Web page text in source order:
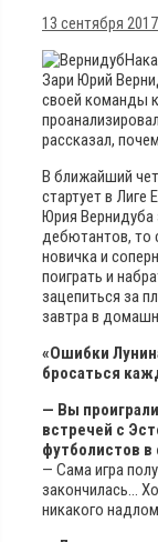
13 сентября 2017
Зари Юрий
своей команды
рассказал,
В ближайший
стартует в
Юрия Вернидуба
дебютантов, то
новичка и
поиграть и
зацепиться за
завтра в
«Ошибки
бросаться
— Вы
встречей с
футболистов
— Сама игра
закончилась…
никакого